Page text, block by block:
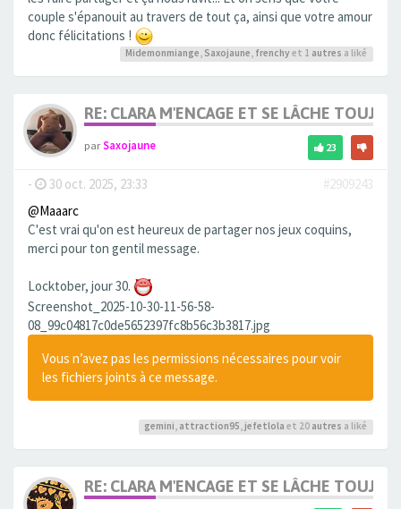
couple s'épanouit au travers de tout ça, ainsi que votre amour
donc félicitations !
Midemonmiange, Saxojaune, frenchyet 1 autres a liké
RE: CLARA M'ENCAGE ET SE LÂCHE
parSaxojaune 23
- 30 oct. 2025, 23:33
#2909243
@Maaarc
C'est vrai qu'on est heureux de partager nos jeux coquins,
merci pour ton gentil message.
Locktober, jour 30.
Screenshot_2025-10-30-11-56-58-
08_99c04817c0de5652397fc8b56c3b3817.jpg
Vous n’avez pas les permissions nécessaires pour voir
les fichiers joints à ce message.
gemini, attraction95, jefetlola et 20 autres a liké
RE: CLARA M'ENCAGE ET SE LÂCHE